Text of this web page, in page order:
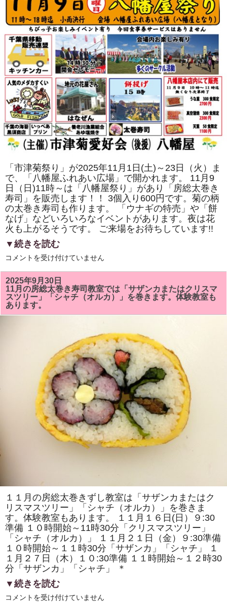
ー
パ
ン
ダ」
を
巻
き
ま
す。
体
教
室
も
あ
り
ま
す。
は
「市津菊祭り」が2025年11月1日(土)～23日（火）ま
で、「八幡屋ふれあい広場」で開かれます。 11月9
日（日)11時～は「八幡屋祭り」があり「房総太巻き
寿司」を販売します！！ 3個入り600円です。菊の柄
の太巻き寿司も作ります。 「ウナギの特売」や「餅
なげ」などいろいろなイベントがあります。夜は花
火も上がるそうです。 ご来場をお待ちしています!!
▼続きを読む
2025
11
月
9
日
（日)
の
「市
は
コメントを受け付けていません
2025年9月30日
11月の房総太巻き寿司教室では「サザンカまたはクリスマ
スツリー」「シャチ（オルカ）」を巻きます。体験教室も
あります。
１１月の房総太巻きずし教室は「サザンカまたはク
リスマスツリー」「シャチ（オルカ）」を巻きま
す。体験教室もあります。 １１月１６日(日）９:30
準備 １０時開始～11時30分「クリスマスツリー」
「シャチ（オルカ）」 １１月２１日（金）９:30準備
１０時開始～１１時30分「サザンカ」「シャチ」 １
１月２７日（木）１０:30準備 １１時開始～１２時30
分「サザンカ」「シャチ」 ＊
▼続きを読む
11
コメントを受け付けていません